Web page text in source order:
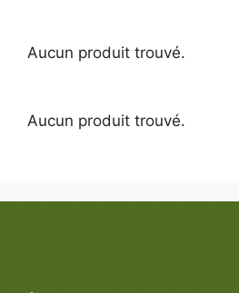
t
e
Aucun produit trouvé.
Aucun produit trouvé.